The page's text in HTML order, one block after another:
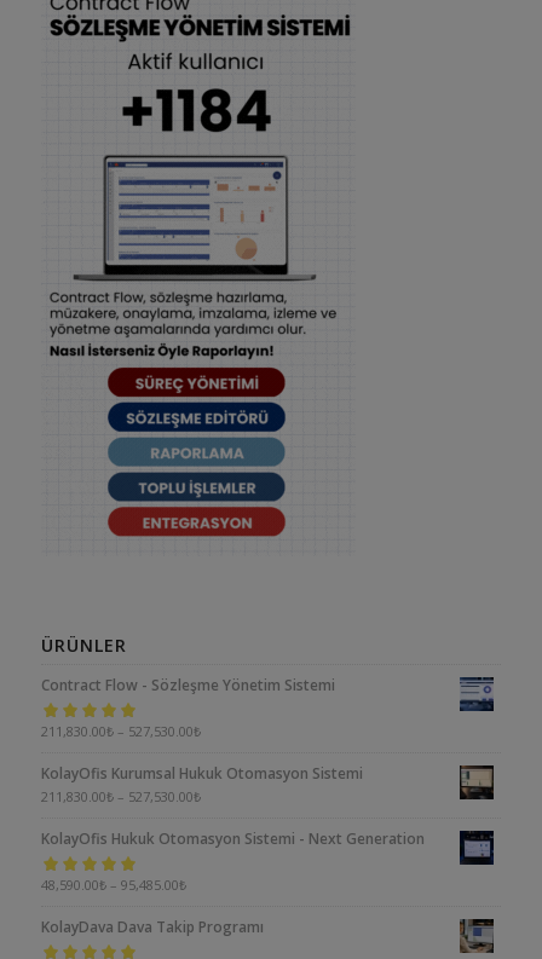
ÜRÜNLER
Contract Flow - Sözleşme Yönetim Sistemi
5 üzerinden
211,830.00₺ – 527,530.00₺
KolayOfis Kurumsal Hukuk Otomasyon Sistemi
211,830.00₺ – 527,530.00₺
KolayOfis Hukuk Otomasyon Sistemi - Next Generation
5 üzerinden
48,590.00₺ – 95,485.00₺
KolayDava Dava Takip Programı